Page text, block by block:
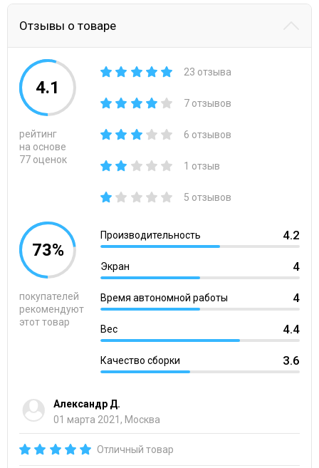
Отзывы о товаре
4.1
рейтинг
на основе
77 оценок
23 отзыва
7 отзывов
6 отзывов
1 отзыв
5 отзывов
73%
покупателей
рекомендуют
этот товар
Производительность 4.2
Экран 4
Время автономной работы 4
Вес 4.4
Качество сборки 3.6
Александр Д.
01 марта 2021, Москва
Отличный товар